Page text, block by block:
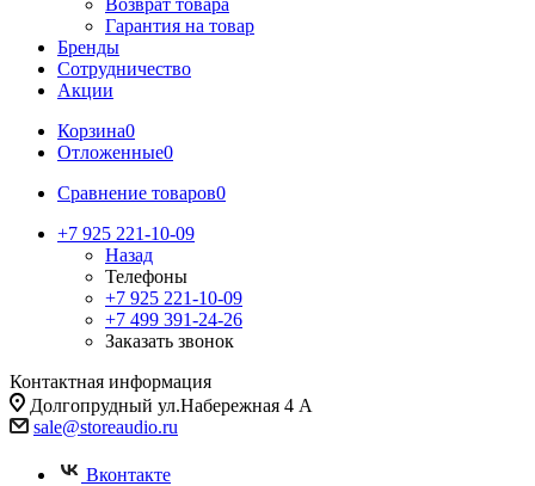
Возврат товара
Гарантия на товар
Бренды
Сотрудничество
Акции
Корзина0
Отложенные0
Сравнение товаров0
+7 925 221-10-09
Назад
Телефоны
+7 925 221-10-09
+7 499 391-24-26
Заказать звонок
Контактная информация
Долгопрудный ул.Набережная 4 А
sale@storeaudio.ru
Вконтакте